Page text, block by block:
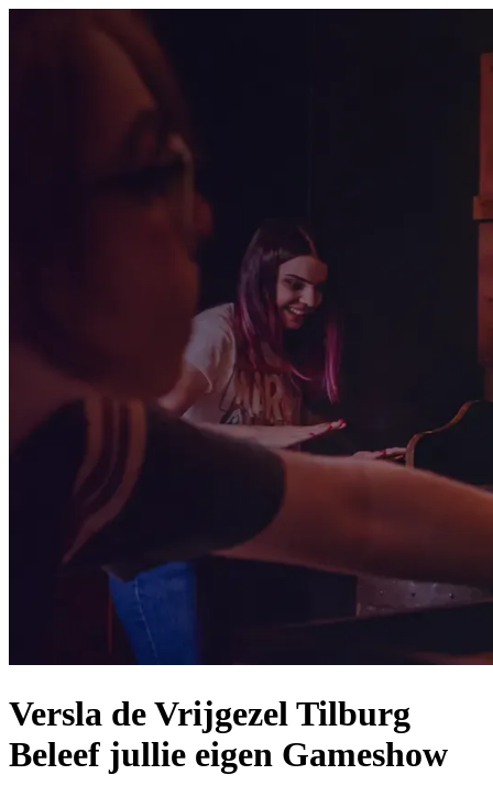
Versla de Vrijgezel Tilburg
Beleef jullie eigen Gameshow